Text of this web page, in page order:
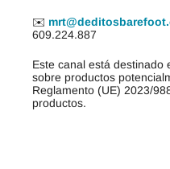
✉️
609.224.887
Este canal está destinado
sobre productos
Reglamento (UE) 2023/
productos.